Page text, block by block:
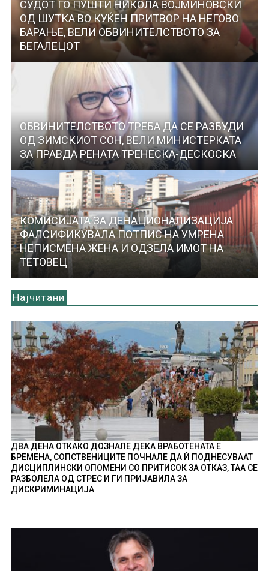
СУДОТ ГО ПУШТИ НИКОЛА ВОЈМИНОВСКИ
ОД ШУТКА ВО КУЌЕН ПРИТВОР НА НЕГОВО
БАРАЊЕ, ВЕЛИ ОБВИНИТЕЛСТВОТО ЗА
БЕГАЛЕЦОТ
ОБВИНИТЕЛСТВОТО ТРЕБА ДА СЕ РАЗБУДИ
ОД ЗИМСКИОТ СОН, ВЕЛИ МИНИСТЕРКАТА
ЗА ПРАВДА РЕНАТА ТРЕНЕСКА-ДЕСКОСКА
КОМИСИЈАТА ЗА ДЕНАЦИОНАЛИЗАЦИЈА
ФАЛСИФИКУВАЛА ПОТПИС НА УМРЕНА
НЕПИСМЕНА ЖЕНА И ОДЗЕЛА ИМОТ НА
ТЕТОВЕЦ
Најчитани
ДВА ДЕНА ОТКАКО ДОЗНАЛЕ ДЕКА ВРАБОТЕНАТА Е
БРЕМЕНА, СОПСТВЕНИЦИТЕ ПОЧНАЛЕ ДА Ѝ ПОДНЕСУВААТ
ДИСЦИПЛИНСКИ ОПОМЕНИ СО ПРИТИСОК ЗА ОТКАЗ, ТАА СЕ
РАЗБОЛЕЛА ОД СТРЕС И ГИ ПРИЈАВИЛА ЗА
ДИСКРИМИНАЦИЈА